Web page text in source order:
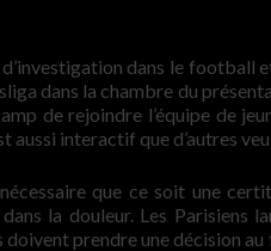
dans le football
dans la chambre du
de rejoindre l’équipe de
aussi interactif que d’autres
nécessaire que ce soit une
la douleur. Les Parisiens
prendre une décision au